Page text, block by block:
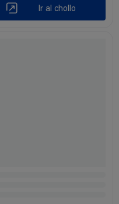
Ir al chollo